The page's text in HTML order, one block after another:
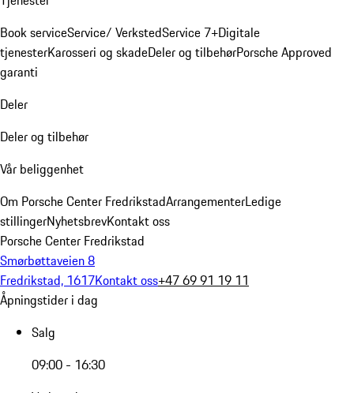
Book serviceService/ VerkstedService 7+Digitale
tjenesterKarosseri og skadeDeler og tilbehørPorsche Approved
garanti
Deler
Deler og tilbehør
Vår beliggenhet
Om Porsche Center FredrikstadArrangementerLedige
stillingerNyhetsbrevKontakt oss
Porsche Center Fredrikstad
Smørbøttaveien 8
Fredrikstad, 1617Kontakt oss+47 69 91 19 11
Åpningstider i dag
Salg
09:00 - 16:30